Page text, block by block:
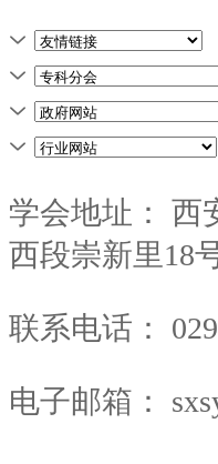
学会地址：
西
西段崇新里18
联系电话：
电子邮箱：